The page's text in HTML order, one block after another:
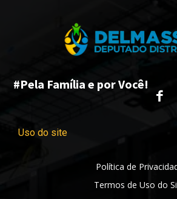
#Pela Família e por Você!
Uso do site
Política de
Termos de Uso do